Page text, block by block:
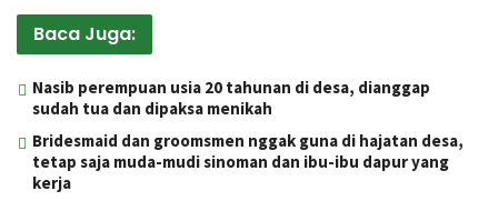
Baca Juga:
Nasib perempuan usia 20 tahunan di desa, dianggap
sudah tua dan dipaksa menikah
Bridesmaid dan groomsmen nggak guna di hajatan desa,
tetap saja muda-mudi sinoman dan ibu-ibu dapur yang
kerja